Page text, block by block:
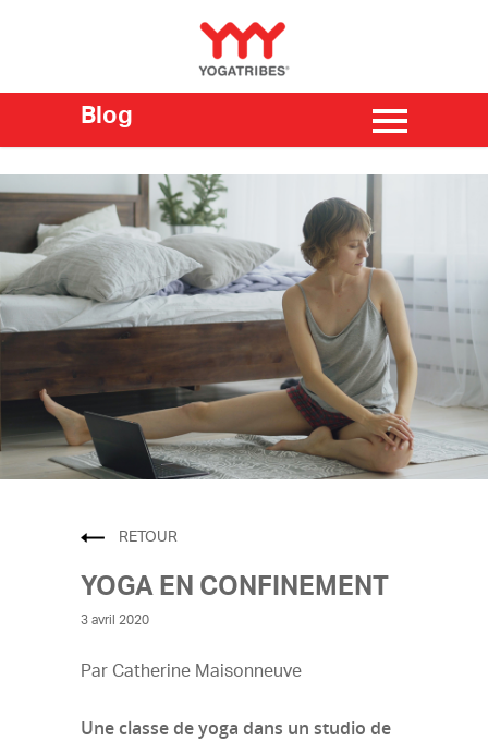
RETOUR
YOGA EN CONFINEMENT
3 avril 2020
Par Catherine Maisonneuve
Une classe de yoga dans un studio de